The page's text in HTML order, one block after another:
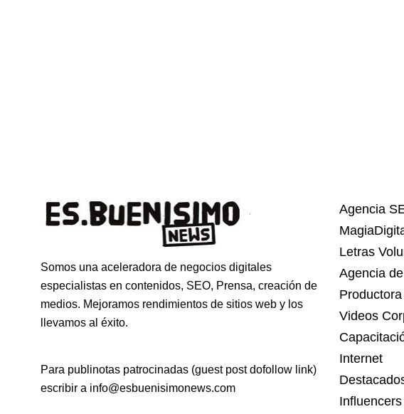
Somos una aceleradora de negocios digitales
especialistas en contenidos, SEO, Prensa, creación de
medios. Mejoramos rendimientos de sitios web y los
llevamos al éxito.
Para publinotas patrocinadas (guest post dofollow link)
escribir a info@esbuenisimonews.com
Agencia
Letras
Agencia
Videos
Internet
Influencers